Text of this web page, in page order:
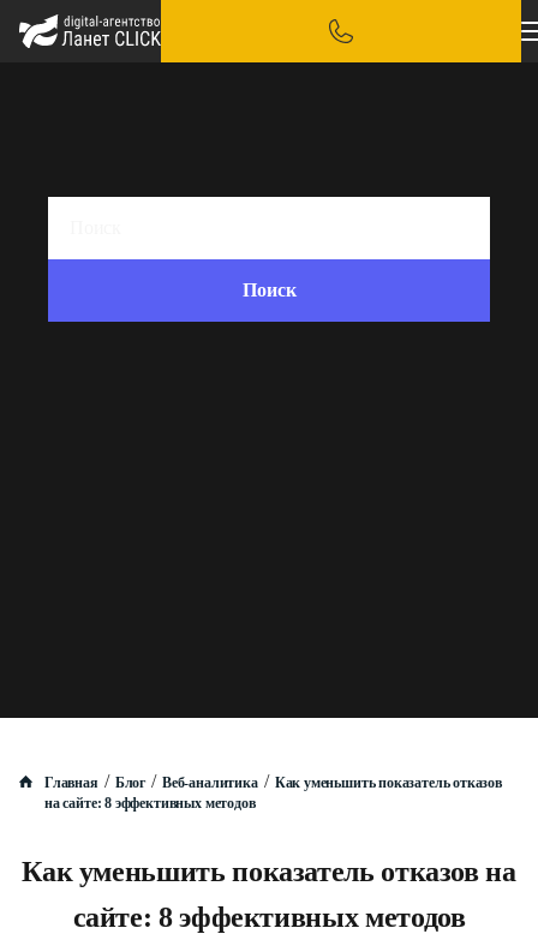
Главная / Блог / Веб-аналитика / Как уменьшить показатель отказов
на сайте: 8 эффективных методов
Как уменьшить показатель отказов на
сайте: 8 эффективных методов